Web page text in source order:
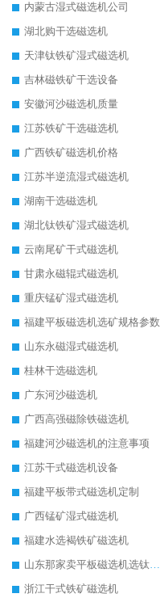
内蒙古湿式磁选机公司
湖北购干选磁选机
天津钛铁矿湿式磁选机
吉林磁铁矿干选设备
安徽河沙磁选机质量
江苏铁矿干选磁选机
广西铁矿磁选机价格
江苏半逆流湿式磁选机
湖南干选磁选机
湖北钛铁矿湿式磁选机
云南尾矿干式磁选机
甘肃永磁辊式磁选机
重庆锰矿湿式磁选机
福建平板磁选机选矿规格参数
山东永磁湿式磁选机
桂林干选磁选机
广东河沙磁选机
广西高强磁除铁磁选机
福建河沙磁选机的注意事项
江苏干式磁选机设备
福建平板带式磁选机定制
广西锰矿湿式磁选机
福建水选褐铁矿磁选机
山东那家卖平板磁选机选钛矿用
浙江干式铁矿磁选机